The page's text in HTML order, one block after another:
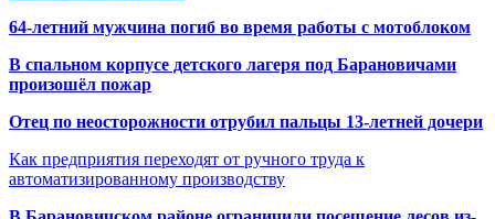
64-летний мужчина погиб во время работы с мотоблоком
В спальном корпусе детского лагеря под Барановичами
произошёл пожар
Отец по неосторожности отрубил пальцы 13-летней дочери
Как предприятия переходят от ручного труда к
автоматизированному производству